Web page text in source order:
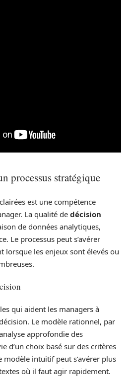
processus stratégique
est une compétence
La qualité de décision
de données analytiques,
Le processus peut s’avérer
lorsque les enjeux sont élevés ou
qui aident les managers à
Le modèle rationnel, par
approfondie des
d’un choix basé sur des critères
modèle intuitif peut s’avérer plus
où il faut agir rapidement.